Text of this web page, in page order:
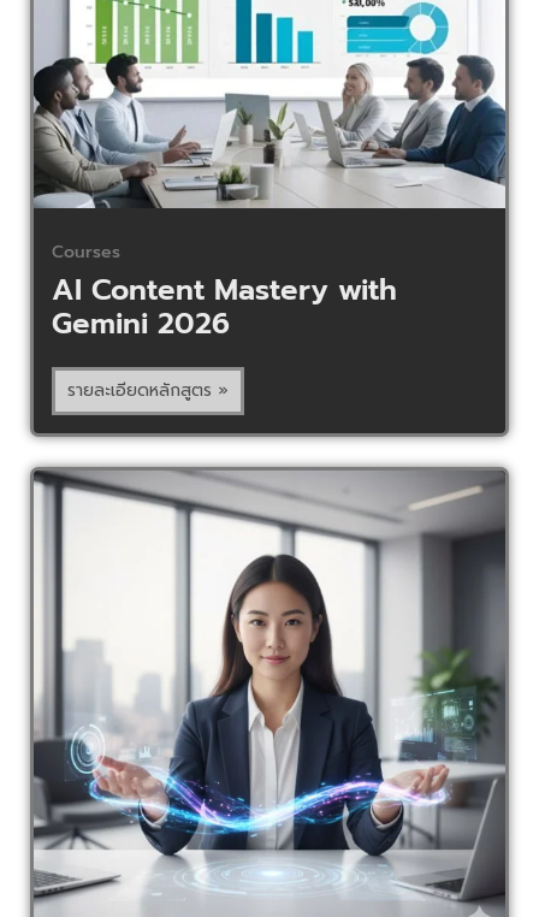
Courses
AI Content Mastery with
Gemini 2026
รายละเอียดหลักสูตร »